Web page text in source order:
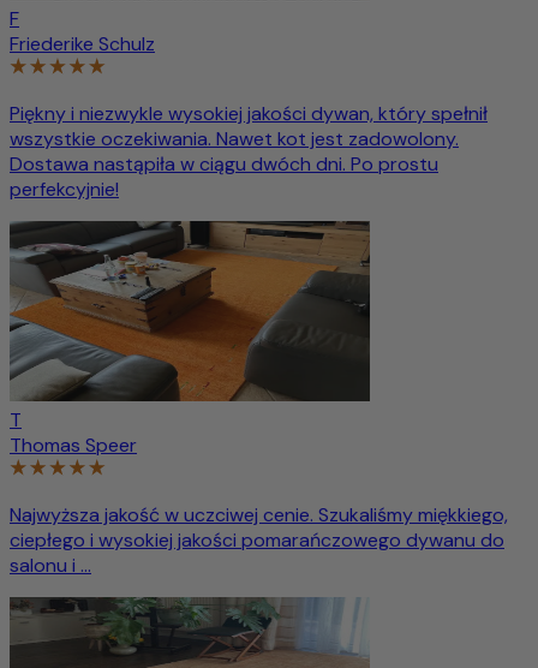
F
Friederike Schulz
Piękny i niezwykle wysokiej jakości dywan, który spełnił
wszystkie oczekiwania. Nawet kot jest zadowolony.
Dostawa nastąpiła w ciągu dwóch dni. Po prostu
perfekcyjnie!
T
Thomas Speer
Najwyższa jakość w uczciwej cenie. Szukaliśmy miękkiego,
ciepłego i wysokiej jakości pomarańczowego dywanu do
salonu i ...